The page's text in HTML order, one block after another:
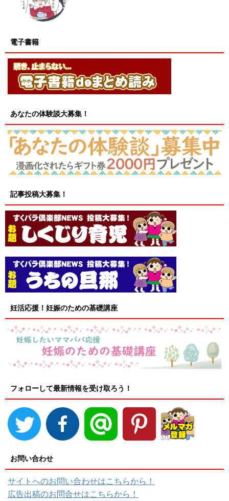
電子書籍
あなたの体験談大募集！
記事投稿大募集！
妊活応援！妊娠のための基礎講座
フォローして最新情報を受け取ろう！
お問い合わせ
サイトへのお問い合わせはこちらから！
広告出稿のお問合せはこちらから！